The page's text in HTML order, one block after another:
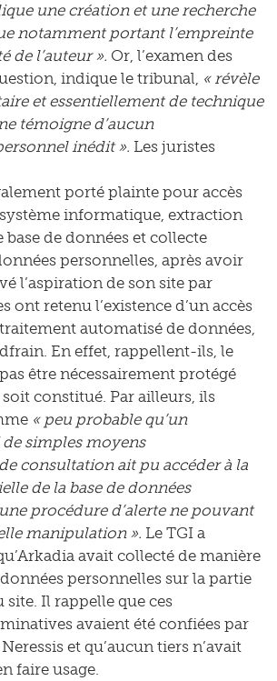
une création et une recherche
notamment portant l’empreinte
de l’auteur ». Or, l’examen des
indique le tribunal, « révèle
et essentiellement de technique
témoigne d’aucun
inédit ». Les juristes
porté plainte pour accès
informatique, extraction
base de données et collecte
personnelles, après avoir
l’aspiration de son site par
ont retenu l’existence d’un accès
automatisé de données,
En effet, rappellent-ils, le
être nécessairement protégé
constitué. Par ailleurs, ils
« peu probable qu’un
simples moyens
consultation ait pu accéder à la
de la base de données
procédure d’alerte ne pouvant
manipulation ». Le TGI a
avait collecté de manière
personnelles sur la partie
Il rappelle que ces
avaient été confiées par
et qu’aucun tiers n’avait
faire usage.